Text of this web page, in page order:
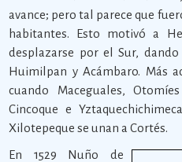
avance; pero tal parece que
habitantes. Esto motivó a
desplazarse por el Sur,
Huimilpan y Acámbaro. Más
cuando Maceguales,
Cincoque e
Xilotepeque se unan a Cortés.
En 1529 Nuño de